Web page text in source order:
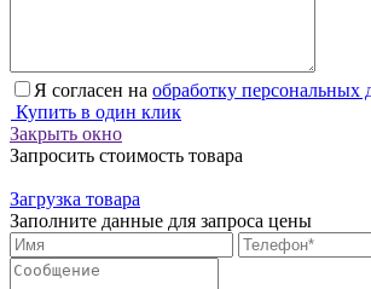
Я согласен на обработку персональных
Купить в один клик
Закрыть окно
Запросить стоимость товара
Загрузка товара
Заполните данные для запроса цены